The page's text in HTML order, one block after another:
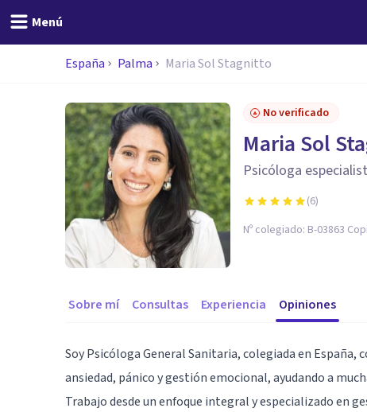
Menú
España Palma Maria Sol Stagnitto
No verificado
Maria Sol
Psicóloga
(6)
Nº colegiado: B-03863
Sobre mí Consultas Experiencia Opiniones
Soy Psicóloga General Sanitaria, colegiada en España,
ansiedad, pánico y gestión emocional, ayudando a
Trabajo desde un enfoque integral y especializado en